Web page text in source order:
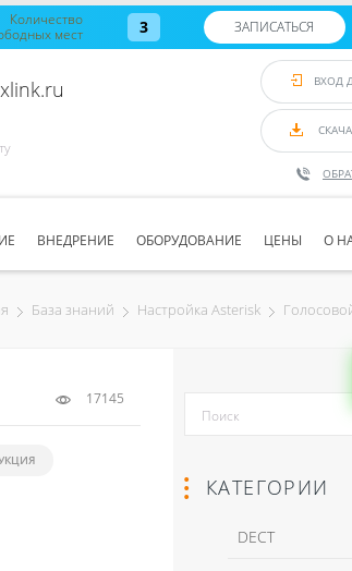
Количество
мест
3 ЗАПИСАТЬСЯ
ВХОД
ВНЕДРЕНИЕ ОБОРУДОВАНИЕ ЦЕНЫ О
База знаний Настройка Asterisk
17145
КАТЕГОРИИ
DECT